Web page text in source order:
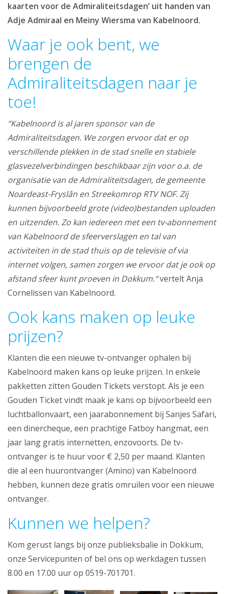
kaarten voor de Admiraliteitsdagen’ uit handen van
Adje Admiraal en Meiny Wiersma van Kabelnoord.
Waar je ook bent, we
brengen de
Admiraliteitsdagen naar je
toe!
“Kabelnoord is al jaren sponsor van de
Admiraliteitsdagen. We zorgen ervoor dat er op
verschillende plekken in de stad snelle en stabiele
glasvezelverbindingen beschikbaar zijn voor o.a. de
organisatie van de Admiraliteitsdagen, de gemeente
Noardeast-Fryslân en Streekomrop RTV NOF. Zij
kunnen bijvoorbeeld grote (video)bestanden uploaden
en uitzenden. Zo kan iedereen met een tv-abonnement
van Kabelnoord de sfeerverslagen en tal van
activiteiten in de stad thuis op de televisie of via
internet volgen, samen zorgen we ervoor dat je ook op
afstand sfeer kunt proeven in Dokkum.“vertelt Anja
Cornelissen van Kabelnoord.
Ook kans maken op leuke
prijzen?
Klanten die een nieuwe tv-ontvanger ophalen bij
Kabelnoord maken kans op leuke prijzen. In enkele
pakketten zitten Gouden Tickets verstopt. Als je een
Gouden Ticket vindt maak je kans op bijvoorbeeld een
luchtballonvaart, een jaarabonnement bij Sanjes Safari,
een dinercheque, een prachtige Fatboy hangmat, een
jaar lang gratis internetten, enzovoorts. De tv-
ontvanger is te huur voor € 2,50 per maand. Klanten
die al een huurontvanger (Amino) van Kabelnoord
hebben, kunnen deze gratis omruilen voor een nieuwe
ontvanger.
Kunnen we helpen?
Kom gerust langs bij onze publieksbalie in Dokkum,
onze Servicepunten of bel ons op werkdagen tussen
8.00 en 17.00 uur op 0519-701701.